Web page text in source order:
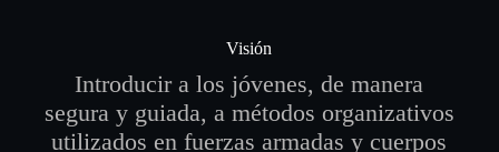
Visión
Introducir a los jóvenes, de manera
segura y guiada, a métodos organizativos
utilizados en fuerzas armadas y cuerpos